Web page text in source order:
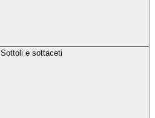
Sottoli e sottaceti